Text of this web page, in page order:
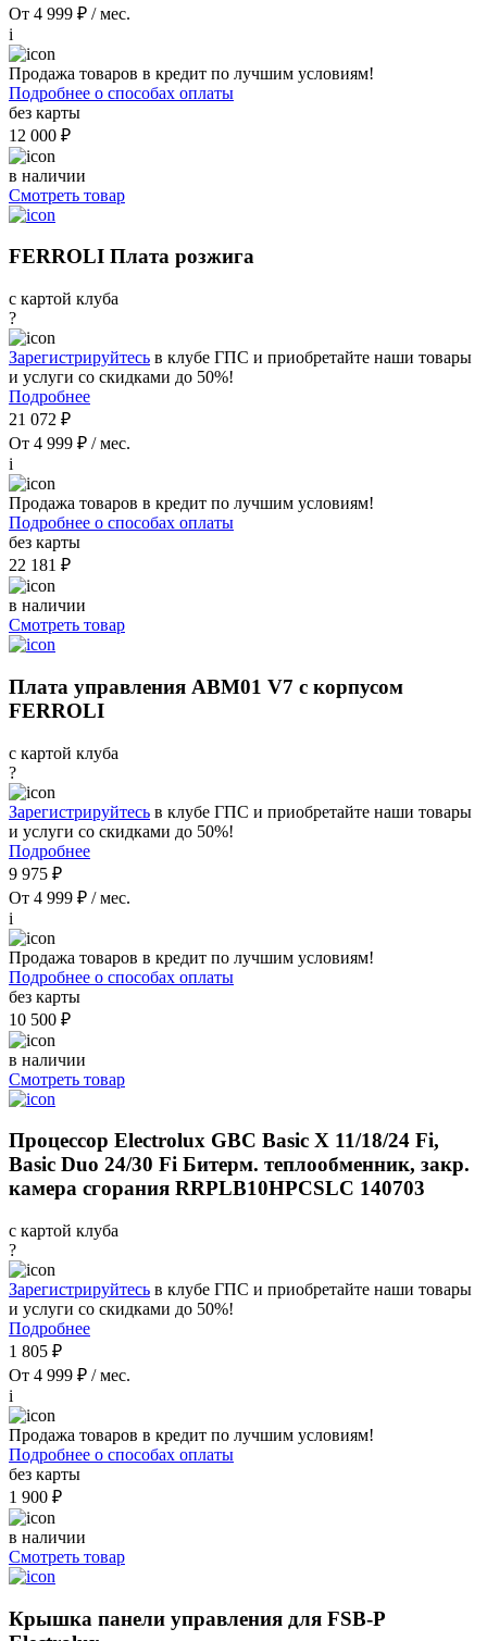
От 4 999 ₽ / мес.
i
Продажа товаров в кредит по лучшим условиям!
Подробнее о способах оплаты
без карты
12 000 ₽
в наличии
Смотреть товар
FERROLI Плата розжига
с картой клуба
?
Зарегистрируйтесь в клубе ГПС и приобретайте наши товары
и услуги со скидками до 50%!
Подробнее
21 072 ₽
От 4 999 ₽ / мес.
i
Продажа товаров в кредит по лучшим условиям!
Подробнее о способах оплаты
без карты
22 181 ₽
в наличии
Смотреть товар
Плата управления ABM01 V7 с корпусом
FERROLI
с картой клуба
?
Зарегистрируйтесь в клубе ГПС и приобретайте наши товары
и услуги со скидками до 50%!
Подробнее
9 975 ₽
От 4 999 ₽ / мес.
i
Продажа товаров в кредит по лучшим условиям!
Подробнее о способах оплаты
без карты
10 500 ₽
в наличии
Смотреть товар
Процессор Electrolux GBC Basic X 11/18/24 Fi,
Basic Duo 24/30 Fi Битерм. теплообменник, закр.
камера сгорания RRPLB10HPCSLC 140703
с картой клуба
?
Зарегистрируйтесь в клубе ГПС и приобретайте наши товары
и услуги со скидками до 50%!
Подробнее
1 805 ₽
От 4 999 ₽ / мес.
i
Продажа товаров в кредит по лучшим условиям!
Подробнее о способах оплаты
без карты
1 900 ₽
в наличии
Смотреть товар
Крышка панели управления для FSB-P